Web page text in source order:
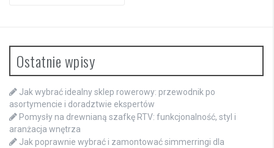
Ostatnie wpisy
Jak wybrać idealny sklep rowerowy: przewodnik po
asortymencie i doradztwie ekspertów
Pomysły na drewnianą szafkę RTV: funkcjonalność, styl i
aranżacja wnętrza
Jak poprawnie wybrać i zamontować simmerringi dla